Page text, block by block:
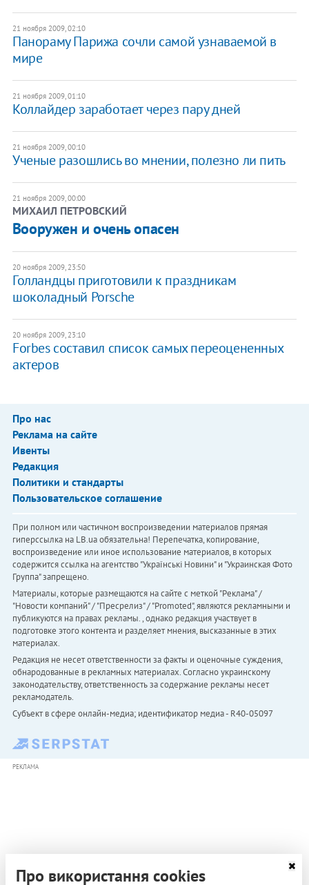
21 ноября 2009, 02:10
Панораму Парижа сочли самой узнаваемой в
мире
21 ноября 2009, 01:10
Коллайдер заработает через пару дней
21 ноября 2009, 00:10
Ученые разошлись во мнении, полезно ли пить
21 ноября 2009, 00:00
МИХАИЛ ПЕТРОВСКИЙ
Вооружен и очень опасен
20 ноября 2009, 23:50
Голландцы приготовили к праздникам
шоколадный Porsche
20 ноября 2009, 23:10
Forbes составил список самых переоцененных
актеров
Про нас
Реклама на сайте
Ивенты
Редакция
Политики и стандарты
Пользовательское соглашение
При полном или частичном воспроизведении материалов прямая
гиперссылка на LB.ua обязательна! Перепечатка, копирование,
воспроизведение или иное использование материалов, в которых
содержится ссылка на агентство "Українськi Новини" и "Украинская Фото
Группа" запрещено.
Материалы, которые размещаются на сайте с меткой "Реклама" /
"Новости компаний" / "Пресрелиз" / "Promoted", являются рекламными и
публикуются на правах рекламы. , однако редакция участвует в
подготовке этого контента и разделяет мнения, высказанные в этих
материалах.
Редакция не несет ответственности за факты и оценочные суждения,
обнародованные в рекламных материалах. Согласно украинскому
законодательству, ответственность за содержание рекламы несет
рекламодатель.
Субъект в сфере онлайн-медиа; идентификатор медиа - R40-05097
РЕКЛАМА
Про використання cookies